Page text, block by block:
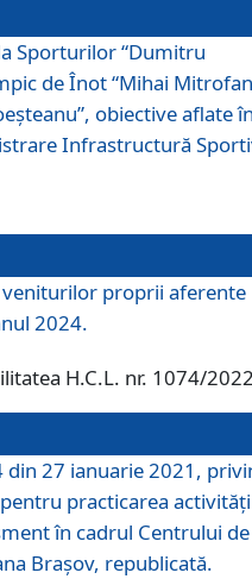
Sporturilor “Dumitru
de Înot “Mihai
obiective aflate
Infrastructură
proprii aferente
2024.
H.C.L. nr. 1074/
din 27 ianuarie 2021,
practicarea
în cadrul Centrului de
Brașov, republicată.